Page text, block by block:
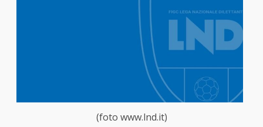
(foto www.lnd.it)